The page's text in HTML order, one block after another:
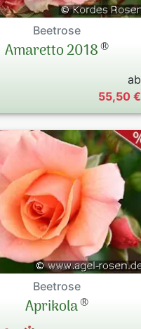
Beetrose
Amaretto 2018®
ab
55,50 €
Beetrose
Aprikola®